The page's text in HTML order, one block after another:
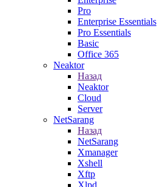
Pro
Enterprise Essentials
Pro Essentials
Basic
Office 365
Neaktor
Назад
Neaktor
Cloud
Server
NetSarang
Назад
NetSarang
Xmanager
Xshell
Xftp
Xlpd